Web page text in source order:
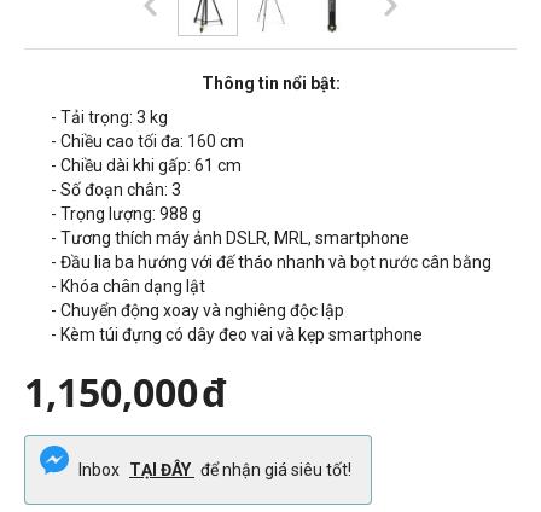
Thông tin nổi bật:
- Tải trọng: 3 kg
- Chiều cao tối đa: 160 cm
- Chiều dài khi gấp: 61 cm
- Số đoạn chân: 3
- Trọng lượng: 988 g
- Tương thích máy ảnh DSLR, MRL, smartphone
- Đầu lia ba hướng với đế tháo nhanh và bọt nước cân bằng
- Khóa chân dạng lật
- Chuyển động xoay và nghiêng độc lập
- Kèm túi đựng có dây đeo vai và kẹp smartphone
1,150,000đ
Inbox TẠI ĐÂY để nhận giá siêu tốt!